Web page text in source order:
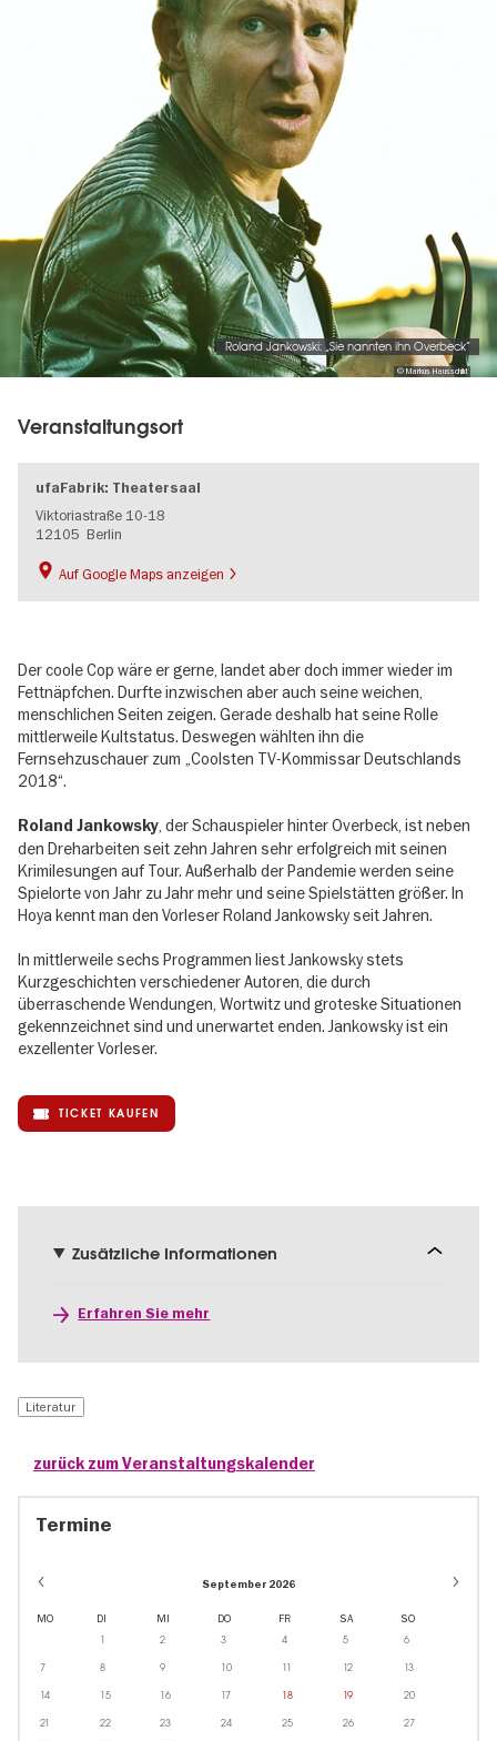
© Markus Hausschild
Roland Jankowski: „Sie nannten ihn Overbeck“
Veranstaltungsort
ufaFabrik: Theatersaal
Viktoriastraße 10-18
12105 Berlin
Auf Google Maps anzeigen
Der coole Cop wäre er gerne, landet aber doch immer wieder im
Fettnäpfchen. Durfte inzwischen aber auch seine weichen,
menschlichen Seiten zeigen. Gerade deshalb hat seine Rolle
mittlerweile Kultstatus. Deswegen wählten ihn die
Fernsehzuschauer zum „Coolsten TV-Kommissar Deutschlands
2018“.
Roland Jankowsky, der Schauspieler hinter Overbeck, ist neben
den Dreharbeiten seit zehn Jahren sehr erfolgreich mit seinen
Krimilesungen auf Tour. Außerhalb der Pandemie werden seine
Spielorte von Jahr zu Jahr mehr und seine Spielstätten größer. In
Hoya kennt man den Vorleser Roland Jankowsky seit Jahren.
In mittlerweile sechs Programmen liest Jankowsky stets
Kurzgeschichten verschiedener Autoren, die durch
überraschende Wendungen, Wortwitz und groteske Situationen
gekennzeichnet sind und unerwartet enden. Jankowsky ist ein
exzellenter Vorleser.
TICKET KAUFEN
Zusätzliche Informationen
Erfahren Sie mehr
Literatur
zurück zum Veranstaltungskalender
Termine
September 2026
MO DI MI DO FR SA SO
1 2 3 4 5 6
7 8 9 10 11 12 13
14 15 16 17 18 19 20
21 22 23 24 25 26 27